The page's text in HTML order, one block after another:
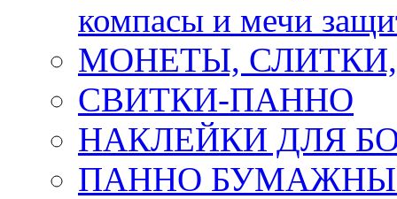
компасы и мечи
МОНЕТЫ,
СВИТКИ-ПАННО
НАКЛЕЙКИ ДЛЯ
ПАННО